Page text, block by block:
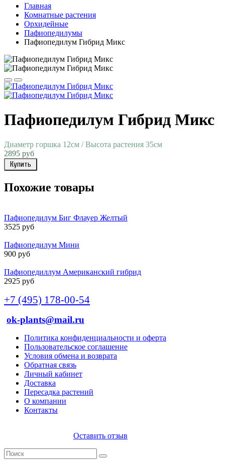
Главная
Комнатные растения
Орхидейные
Пафиопедилумы
Пафиопедилум Гибрид Микс
Пафиопедилум Гибрид Микс
Диаметр горшка 12см / Высота растения 35см
2895 руб
Купить
Похожие товары
Пафиопедилум Биг Флауер Желтый
3525 руб
Пафиопедилум Мини
900 руб
Пафиопедиллум Американский гибрид
2925 руб
+7 (495) 178-00-54
ok-plants@mail.ru
Политика конфиденциальности и оферта
Пользовательское соглашение
Условия обмена и возврата
Обратная связь
Личный кабинет
Доставка
Пересадка растений
О компании
Контакты
Оставить отзыв